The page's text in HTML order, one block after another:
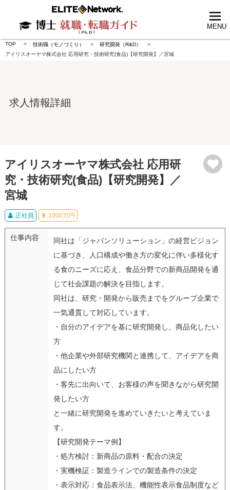
MENU
TOP 技術職（モノづくり）
研究開発（R&D）
アイリスオーヤマ株式会社 応用研究・技術研究(食品)【研究開発】／宮城
求人情報詳細
アイリスオーヤマ株式会社 応用研
究・技術研究(食品)【研究開発】／
宮城
正社員 1000万円
仕事内容
同社は「ジャパンソリューション」の経営ビジョン
に基づき、人口構成や働き方の変化に伴い多様化す
る食のニーズに応え、食品分野での新商品開発を通
じて社会課題の解決を目指します。
同社は、研究・開発から販売までをグループ企業で
一気通貫して対応しています。
・自分のアイデアを基に研究開発し、商品化したい
方
・他企業や外部研究機関と連携して、アイデアを商
品にしたい方
・客先に出向いて、お客様の声を聞きながら研究開
発したい方
と一緒に研究開発を進めていきたいと考えていま
す。
【研究開発テーマ例】
・処方検討：新商品の原料・配合の決定
・実機検証：製造ラインでの製造条件の決定
・表示対応：食品表示法、機能性表示食品制度など